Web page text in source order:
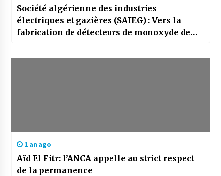
Société algérienne des industries
électriques et gazières (SAIEG) : Vers la
fabrication de détecteurs de monoxyde de
1 an ago
Aïd El Fitr: l’ANCA appelle au strict respect
de la permanence